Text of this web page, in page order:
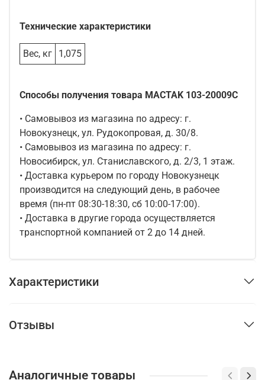
Технические характеристики
Вес, кг 1,075
Способы получения товара MACTAK 103-20009C
• Самовывоз из магазина по адресу: г.
Новокузнецк, ул. Рудокопровая, д. 30/8.
• Самовывоз из магазина по адресу: г.
Новосибирск, ул. Станиславского, д. 2/3, 1 этаж.
• Доставка курьером по городу Новокузнецк
производится на следующий день, в рабочее
время (пн-пт 08:30-18:30, сб 10:00-17:00).
• Доставка в другие города осуществляется
транспортной компанией от 2 до 14 дней.
Характеристики
Отзывы
Аналогичные товары